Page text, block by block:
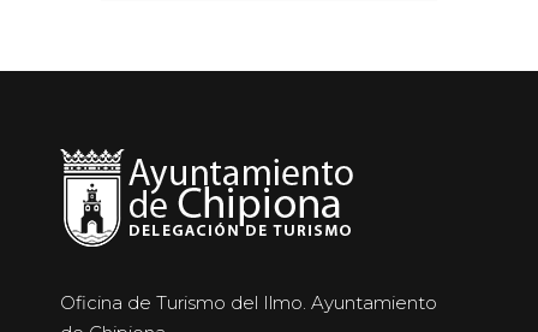
Oficina de Turismo del Ilmo. Ayuntamiento